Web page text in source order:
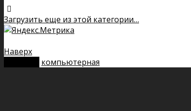
Загрузить еще из этой категории…
Наверх
компьютерная